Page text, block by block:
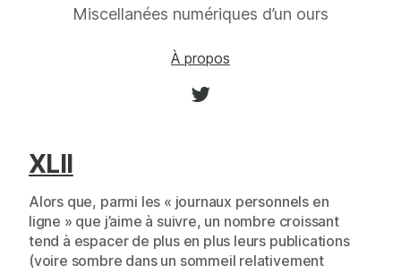
Miscellanées numériques d’un ours
À propos
XLII
Alors que, parmi les « journaux personnels en
ligne » que j’aime à suivre, un nombre croissant
tend à espacer de plus en plus leurs publications
(voire sombre dans un sommeil relativement